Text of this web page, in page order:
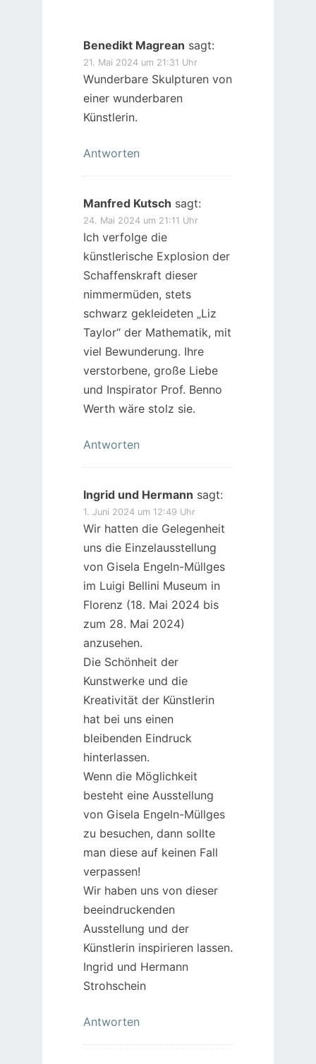
Benedikt Magrean sagt:
21. Mai 2024 um 21:31 Uhr
Wunderbare Skulpturen von
einer wunderbaren
Künstlerin.
Antworten
Manfred Kutsch sagt:
24. Mai 2024 um 21:11 Uhr
Ich verfolge die
künstlerische Explosion der
Schaffenskraft dieser
nimmermüden, stets
schwarz gekleideten „Liz
Taylor“ der Mathematik, mit
viel Bewunderung. Ihre
verstorbene, große Liebe
und Inspirator Prof. Benno
Werth wäre stolz sie.
Antworten
Ingrid und Hermann sagt:
1. Juni 2024 um 12:49 Uhr
Wir hatten die Gelegenheit
uns die Einzelausstellung
von Gisela Engeln-Müllges
im Luigi Bellini Museum in
Florenz (18. Mai 2024 bis
zum 28. Mai 2024)
anzusehen.
Die Schönheit der
Kunstwerke und die
Kreativität der Künstlerin
hat bei uns einen
bleibenden Eindruck
hinterlassen.
Wenn die Möglichkeit
besteht eine Ausstellung
von Gisela Engeln-Müllges
zu besuchen, dann sollte
man diese auf keinen Fall
verpassen!
Wir haben uns von dieser
beeindruckenden
Ausstellung und der
Künstlerin inspirieren lassen.
Ingrid und Hermann
Strohschein
Antworten